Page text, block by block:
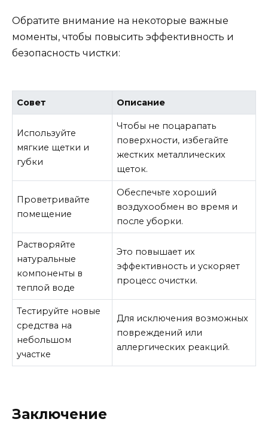
Обратите внимание на некоторые важные
моменты, чтобы повысить эффективность и
безопасность чистки:
Совет Описание
Используйте
мягкие щетки и
губки
Чтобы не поцарапать
поверхности, избегайте
жестких металлических
щеток.
Проветривайте
помещение
Обеспечьте хороший
воздухообмен во время и
после уборки.
Растворяйте
натуральные
компоненты в
теплой воде
Это повышает их
эффективность и ускоряет
процесс очистки.
Тестируйте новые
средства на
небольшом
участке
Для исключения возможных
повреждений или
аллергических реакций.
Заключение